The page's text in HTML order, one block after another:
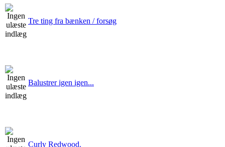
Tre ting fra bænken / forsøg
Balustrer igen igen...
Curly Redwood.